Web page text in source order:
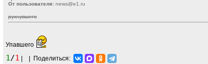
От пользователя: news@e1.ru
рухнувшего
Упавшего
1/1
Поделиться: